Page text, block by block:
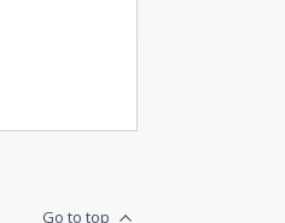
Go to top